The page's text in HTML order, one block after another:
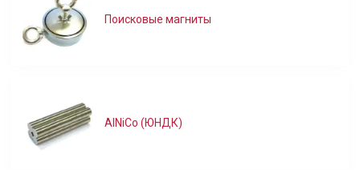
Поисковые магниты
AlNiCo (ЮНДК)